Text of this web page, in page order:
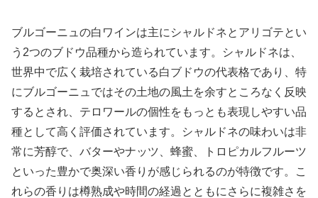
ブルゴーニュの白ワインは主にシャルドネとアリゴテとい
う2つのブドウ品種から造られています。シャルドネは、
世界中で広く栽培されている白ブドウの代表格であり、特
にブルゴーニュではその土地の風土を余すところなく反映
するとされ、テロワールの個性をもっとも表現しやすい品
種として高く評価されています。シャルドネの味わいは非
常に芳醇で、バターやナッツ、蜂蜜、トロピカルフルーツ
といった豊かで奥深い香りが感じられるのが特徴です。こ
れらの香りは樽熟成や時間の経過とともにさらに複雑さを